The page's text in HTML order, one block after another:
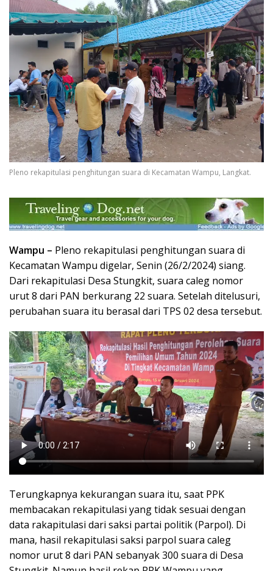
Pleno rekapitulasi penghitungan suara di Kecamatan Wampu, Langkat.
Wampu – Pleno rekapitulasi penghitungan suara di
Kecamatan Wampu digelar, Senin (26/2/2024) siang.
Dari rekapitulasi Desa Stungkit, suara caleg nomor
urut 8 dari PAN berkurang 22 suara. Setelah ditelusuri,
perubahan suara itu berasal dari TPS 02 desa tersebut.
Terungkapnya kekurangan suara itu, saat PPK
membacakan rekapitulasi yang tidak sesuai dengan
data rakapitulasi dari saksi partai politik (Parpol). Di
mana, hasil rekapitulasi saksi parpol suara caleg
nomor urut 8 dari PAN sebanyak 300 suara di Desa